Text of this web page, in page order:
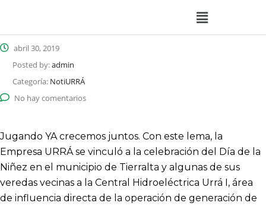
abril 30, 2019
Posted by:admin
Categoría: NotiURRÁ
No hay comentarios
Jugando YA crecemos juntos. Con este lema, la
Empresa URRÁ se vinculó a la celebración del Día de la
Niñez en el municipio de Tierralta y algunas de sus
veredas vecinas a la Central Hidroeléctrica Urrá I, área
de influencia directa de la operación de generación de